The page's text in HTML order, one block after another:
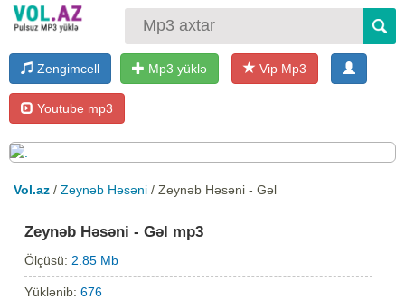
Zengimcell Mp3 yüklə Vip Mp3
Youtube mp3
Vol.az / Zeynəb Həsəni / Zeynəb Həsəni - Gəl
Zeynəb Həsəni - Gəl mp3
Ölçüsü: 2.85 Mb
Yüklənib:676